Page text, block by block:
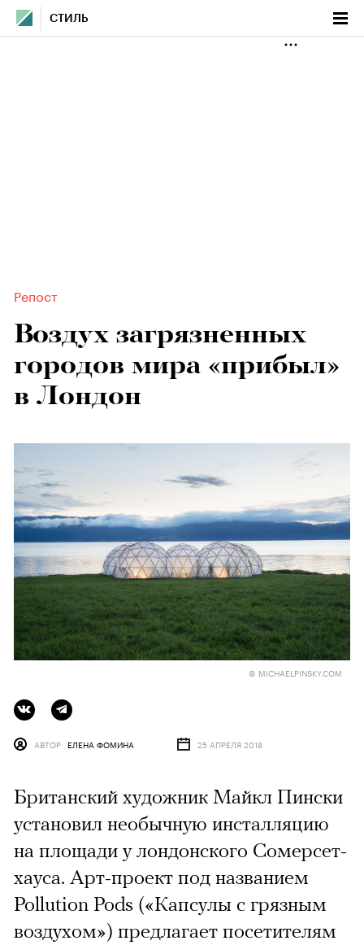
СТИЛЬ
Репост
Воздух загрязненных
городов мира «прибыл»
в Лондон
© MICHAELPINSKY.COM
АВТОР ЕЛЕНА ФОМИНА 25 АПРЕЛЯ 2018
Британский художник Майкл Пински
установил необычную инсталляцию
на площади у лондонского Сомерсет-
хауса. Арт-проект под названием
Pollution Pods («Капсулы с грязным
воздухом») предлагает посетителям